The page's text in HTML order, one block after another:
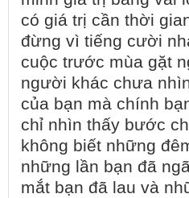
có giá trị cần thời
đừng vì tiếng cười
cuộc trước mùa gặt
người khác chưa
của bạn mà chính
chỉ nhìn thấy bước
không biết những
những lần bạn đã
mắt bạn đã lau và